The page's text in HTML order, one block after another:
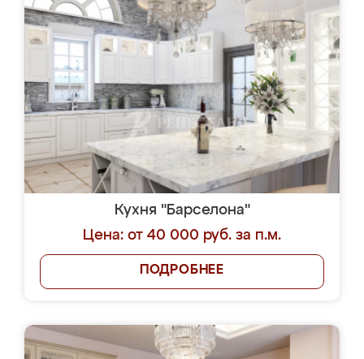
Кухня "Барселона"
Цена: от 40 000 руб. за п.м.
ПОДРОБНЕЕ